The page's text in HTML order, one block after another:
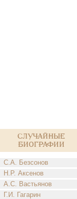
Случайные
биографии
С.А. Безсонов
Н.Р. Аксенов
А.С. Вастьянов
Г.И. Гагарин